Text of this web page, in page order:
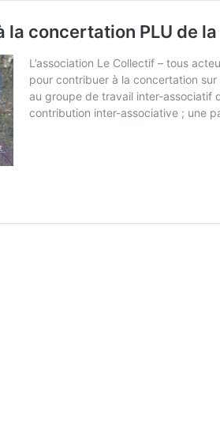
la concertation PLU de
L’association Le Collectif – tous
pour contribuer à la concertation
au groupe de travail inter-associatif
contribution inter-associative ; une